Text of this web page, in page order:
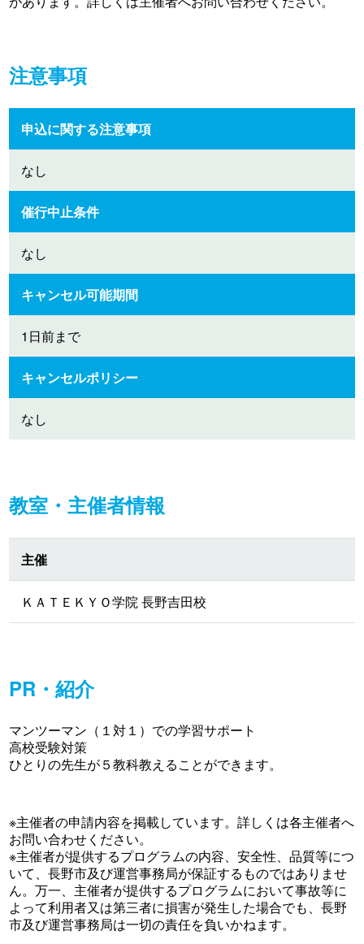
注意事項
申込に関する注意事項
なし
催行中止条件
なし
キャンセル可能期間
1日前まで
キャンセルポリシー
なし
教室・主催者情報
主催
ＫＡＴＥＫＹＯ学院 長野吉田校
PR・紹介
マンツーマン（１対１）での学習サポート
高校受験対策
ひとりの先生が５教科教えることができます。
※主催者の申請内容を掲載しています。詳しくは各主催者へ
お問い合わせください。
※主催者が提供するプログラムの内容、安全性、品質等につ
いて、長野市及び運営事務局が保証するものではありませ
ん。万一、主催者が提供するプログラムにおいて事故等に
よって利用者又は第三者に損害が発生した場合でも、長野
市及び運営事務局は一切の責任を負いかねます。